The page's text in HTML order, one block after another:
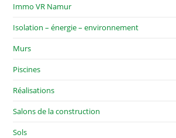
Immo VR Namur
Isolation – énergie – environnement
Murs
Piscines
Réalisations
Salons de la construction
Sols